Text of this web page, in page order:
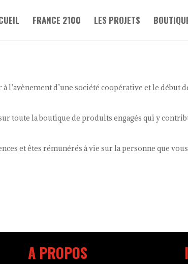
FRANCE 2100 LES PROJETS
à l’avènement d’une société coopérative et le
toute la boutique de produits engagés qui y
et êtes rémunérés à vie sur la personne que
A PROPOS